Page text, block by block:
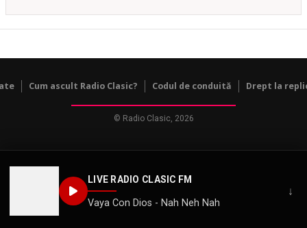
LIVE RADIO CLASIC FM
Vaya Con Dios - Nah Neh Nah
↓
Cum ascult Radio Clasic? Codul de conduită Drept la
© Radio Clasic, 2026